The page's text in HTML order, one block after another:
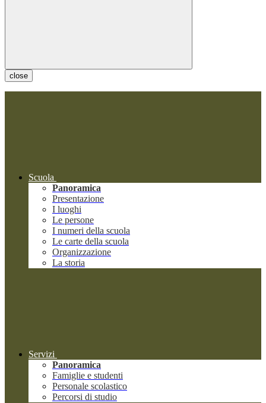
close
Scuola
Panoramica
Presentazione
I luoghi
Le persone
I numeri della scuola
Le carte della scuola
Organizzazione
La storia
Servizi
Panoramica
Famiglie e studenti
Personale scolastico
Percorsi di studio